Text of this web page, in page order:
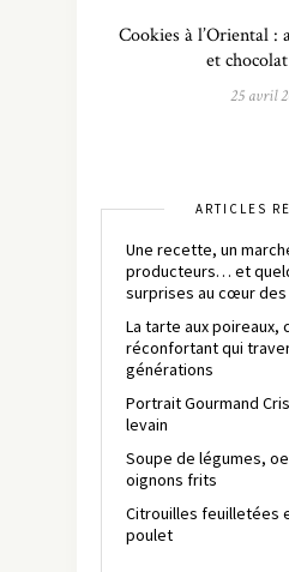
Cookies à l’Oriental :
et
25 avril
ARTICLES
Une recette, un
producteurs… et
surprises au cœur
La tarte aux poireaux,
réconfortant qui
générations
Portrait Gourmand
levain
Soupe de légumes,
oignons frits
Citrouilles feuilletées
poulet